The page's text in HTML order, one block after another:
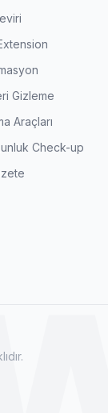
Gizleme
Araçları
Check-up